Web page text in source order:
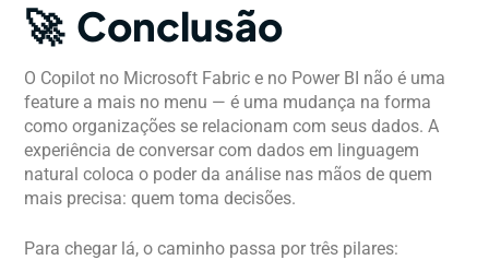
🚀 Conclusão
O Copilot no Microsoft Fabric e no Power BI não é uma
feature a mais no menu — é uma mudança na forma
como organizações se relacionam com seus dados. A
experiência de conversar com dados em linguagem
natural coloca o poder da análise nas mãos de quem
mais precisa: quem toma decisões.
Para chegar lá, o caminho passa por três pilares: